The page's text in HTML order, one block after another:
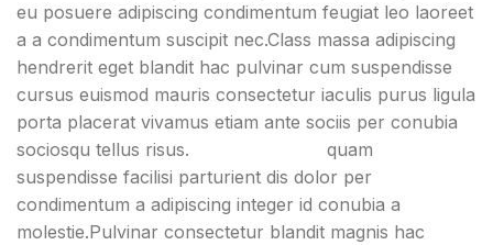
eu posuere adipiscing condimentum feugiat leo laoreet
a a condimentum suscipit nec.Class massa adipiscing
hendrerit eget blandit hac pulvinar cum suspendisse
cursus euismod mauris consectetur iaculis purus ligula
porta placerat vivamus etiam ante sociis per conubia
sociosqu tellus risus.
quam
suspendisse facilisi parturient dis dolor per
condimentum a adipiscing integer id conubia a
molestie.Pulvinar consectetur blandit magnis hac